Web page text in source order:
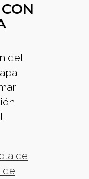
del
de
de